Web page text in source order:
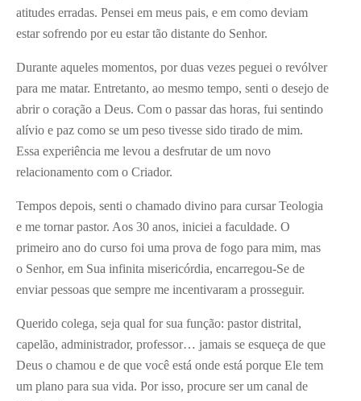
atitudes erradas. Pensei em meus pais, e em como deviam
estar sofrendo por eu estar tão distante do Senhor.
Durante aqueles momentos, por duas vezes peguei o revólver
para me matar. Entretanto, ao mesmo tempo, senti o desejo de
abrir o coração a Deus. Com o passar das horas, fui sentindo
alívio e paz como se um peso tivesse sido tirado de mim.
Essa experiência me levou a desfrutar de um novo
relacionamento com o Criador.
Tempos depois, senti o chamado divino para cursar Teologia
e me tornar pastor. Aos 30 anos, iniciei a faculdade. O
primeiro ano do curso foi uma prova de fogo para mim, mas
o Senhor, em Sua infinita misericórdia, encarregou-Se de
enviar pessoas que sempre me incentivaram a prosseguir.
Querido colega, seja qual for sua função: pastor distrital,
capelão, administrador, professor… jamais se esqueça de que
Deus o chamou e de que você está onde está porque Ele tem
um plano para sua vida. Por isso, procure ser um canal de